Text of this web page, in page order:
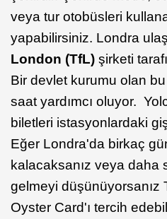
veya tur otobüsleri
yapabilirsiniz. Londra
London (TfL) şirketi
Bir devlet kurumu olan
saat yardımcı oluyor.
biletleri istasyonlardaki
Eğer Londra'da birkaç
kalacaksanız veya daha
gelmeyi düşünüyorsanız
Oyster Card'ı tercih